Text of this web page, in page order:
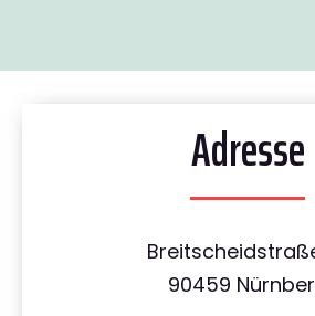
Adresse
90459